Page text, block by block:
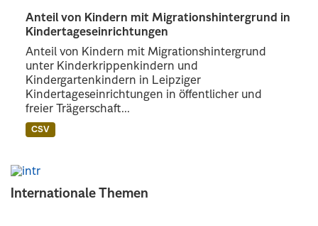
Internationale Themen
Anteil von Kindern mit Migrationshintergrund in
Kindertageseinrichtungen
Anteil von Kindern mit Migrationshintergrund
unter Kinderkrippenkindern und
Kindergartenkindern in Leipziger
Kindertageseinrichtungen in öffentlicher und
freier Trägerschaft...
CSV